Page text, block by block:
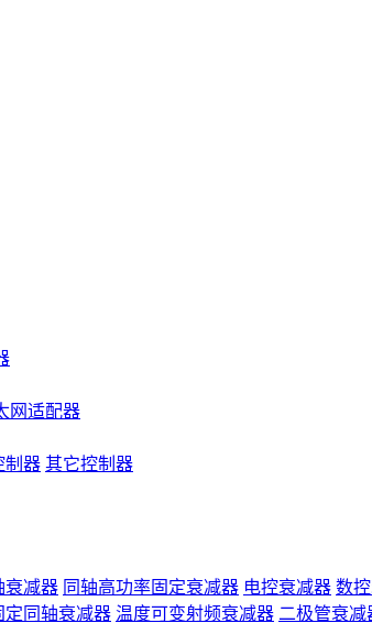
网适配器
制器 其它控制器
衰减器 同轴高功率固定衰减器 电控衰减器 数
定同轴衰减器 温度可变射频衰减器 二极管衰减